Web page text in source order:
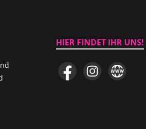
HIER FINDET IHR UNS!
FacebookInstagramWebsite